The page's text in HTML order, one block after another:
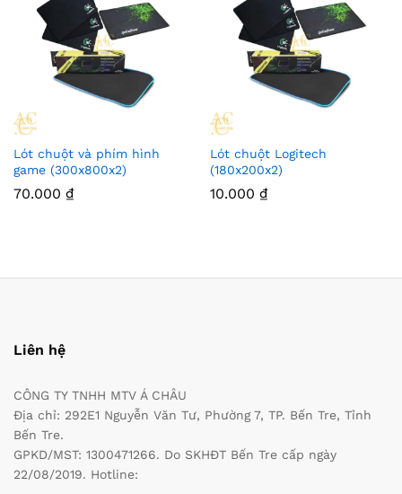
Lót chuột và phím hình
game (300x800x2)
70.000 ₫
Lót chuột Logitech
(180x200x2)
10.000 ₫
Liên hệ
CÔNG TY TNHH MTV Á CHÂU
Địa chỉ: 292E1 Nguyễn Văn Tư, Phường 7, TP. Bến Tre, Tỉnh
Bến Tre.
GPKD/MST: 1300471266. Do SKHĐT Bến Tre cấp ngày
22/08/2019. Hotline: